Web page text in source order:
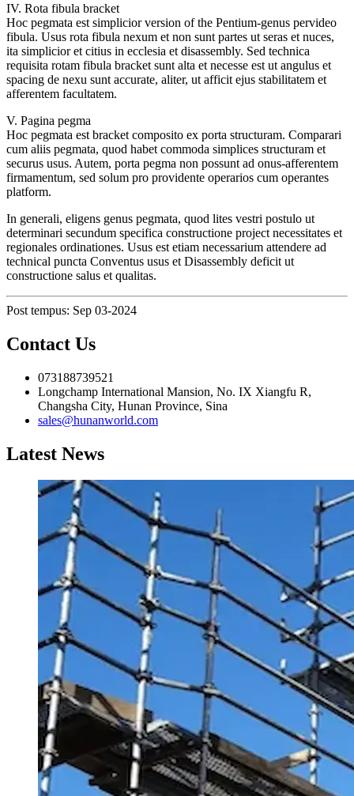
IV. Rota fibula bracket
Hoc pegmata est simplicior version of the Pentium-genus pervideo
fibula. Usus rota fibula nexum et non sunt partes ut seras et nuces,
ita simplicior et citius in ecclesia et disassembly. Sed technica
requisita rotam fibula bracket sunt alta et necesse est ut angulus et
spacing de nexu sunt accurate, aliter, ut afficit ejus stabilitatem et
afferentem facultatem.
V. Pagina pegma
Hoc pegmata est bracket composito ex porta structuram. Comparari
cum aliis pegmata, quod habet commoda simplices structuram et
securus usus. Autem, porta pegma non possunt ad onus-afferentem
firmamentum, sed solum pro providente operarios cum operantes
platform.
In generali, eligens genus pegmata, quod lites vestri postulo ut
determinari secundum specifica constructione project necessitates et
regionales ordinationes. Usus est etiam necessarium attendere ad
technical puncta Conventus usus et Disassembly deficit ut
constructione salus et qualitas.
Post tempus: Sep 03-2024
Contact Us
073188739521
Longchamp International Mansion, No. IX Xiangfu R,
Changsha City, Hunan Province, Sina
sales@hunanworld.com
Latest News